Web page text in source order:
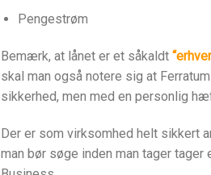
Pengestrøm
Bemærk, at lånet er et såkaldt
skal man også notere sig at
sikkerhed, men med en personlig
Der er som virksomhed helt sikkert
man bør søge inden man tager tager